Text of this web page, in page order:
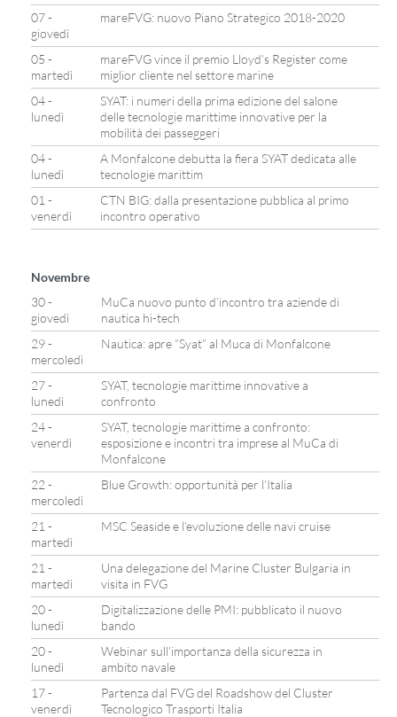
07 -
giovedì
mareFVG: nuovo Piano Strategico 2018-2020
05 -
martedì
mareFVG vince il premio Lloyd’s Register come
miglior cliente nel settore marine
04 -
lunedì
SYAT: i numeri della prima edizione del salone
delle tecnologie marittime innovative per la
mobilità dei passeggeri
04 -
lunedì
A Monfalcone debutta la fiera SYAT dedicata alle
tecnologie marittim
01 -
venerdì
CTN BIG: dalla presentazione pubblica al primo
incontro operativo
Novembre
30 -
giovedì
MuCa nuovo punto d’incontro tra aziende di
nautica hi-tech
29 -
mercoledì
Nautica: apre “Syat” al Muca di Monfalcone
27 -
lunedì
SYAT, tecnologie marittime innovative a
confronto
24 -
venerdì
SYAT, tecnologie marittime a confronto:
esposizione e incontri tra imprese al MuCa di
Monfalcone
22 -
mercoledì
Blue Growth: opportunità per l’Italia
21 -
martedì
MSC Seaside e l’evoluzione delle navi cruise
21 -
martedì
Una delegazione del Marine Cluster Bulgaria in
visita in FVG
20 -
lunedì
Digitalizzazione delle PMI: pubblicato il nuovo
bando
20 -
lunedì
Webinar sull’importanza della sicurezza in
ambito navale
17 -
venerdì
Partenza dal FVG del Roadshow del Cluster
Tecnologico Trasporti Italia